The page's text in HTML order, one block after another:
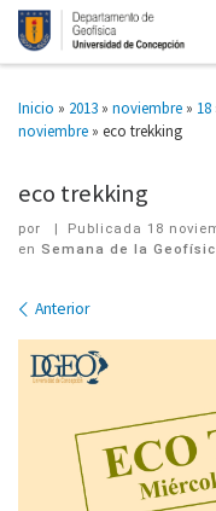
Inicio » 2013 » noviembre » 18
noviembre » eco trekking
eco trekking
por | Publicada 18
en Semana de la
Navegación
imágenes
Anterior